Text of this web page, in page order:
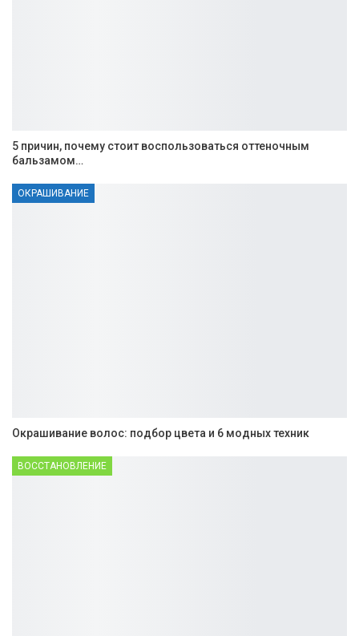
5 причин, почему стоит воспользоваться оттеночным
бальзамом…
ОКРАШИВАНИЕ
Окрашивание волос: подбор цвета и 6 модных техник
ВОССТАНОВЛЕНИЕ